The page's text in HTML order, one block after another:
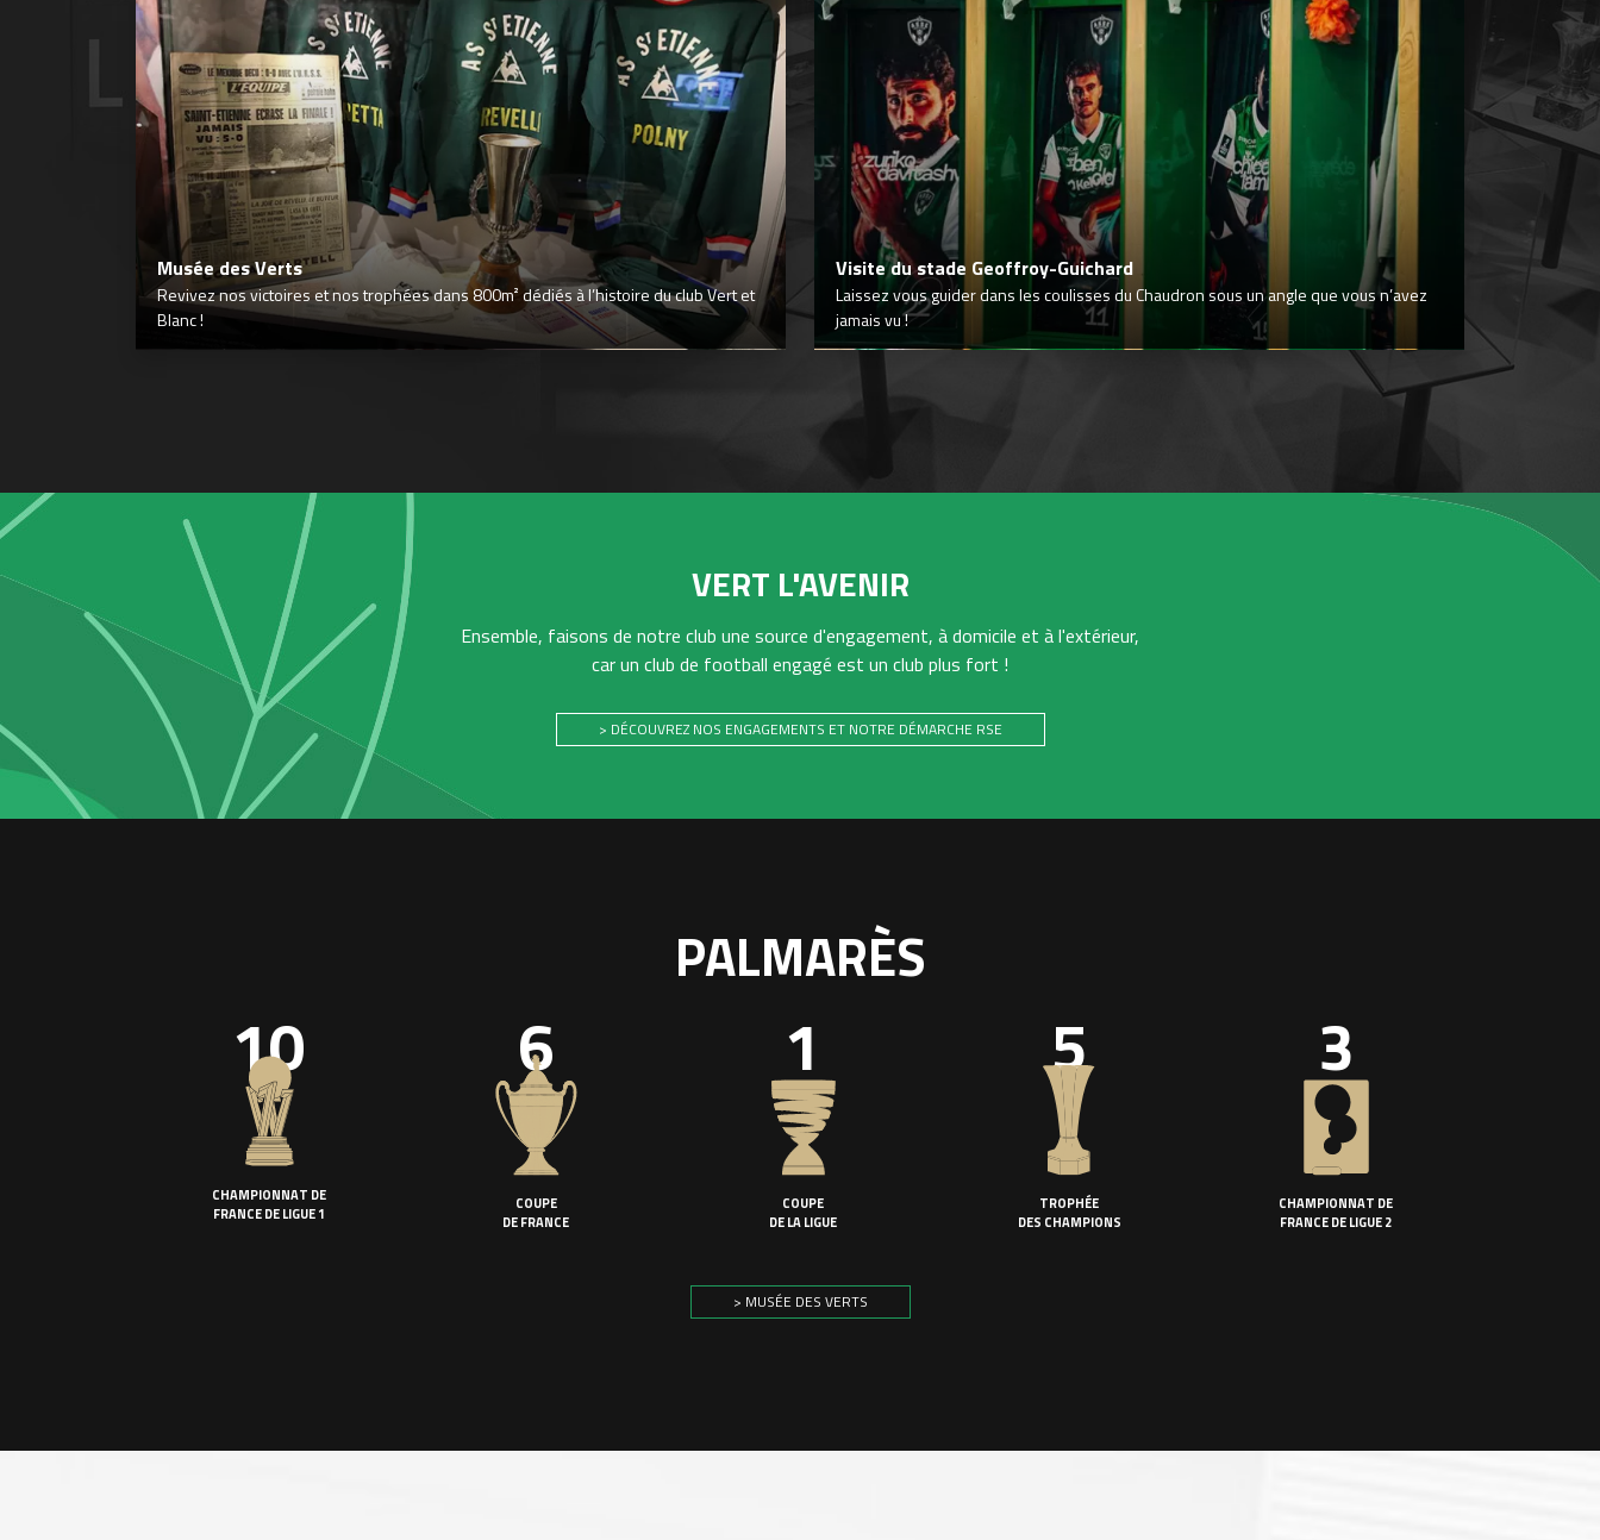
Musée des Verts
Revivez nos victoires et nos trophées dans 800m² dédiés à l’histoire du club Vert et
Blanc !
Visite du stade Geoffroy-Guichard
Laissez vous guider dans les coulisses du Chaudron sous un angle que vous n’avez
jamais vu !
VERT L'AVENIR
Ensemble, faisons de notre club une source d'engagement, à domicile et à l'extérieur,
car un club de football engagé est un club plus fort !
> DÉCOUVREZ NOS ENGAGEMENTS ET NOTRE DÉMARCHE RSE
PALMARÈS
10
CHAMPIONNAT DE
FRANCE DE LIGUE 1
6
COUPE
DE FRANCE
1
COUPE
DE LA LIGUE
5
TROPHÉE
DES CHAMPIONS
3
CHAMPIONNAT DE
FRANCE DE LIGUE 2
> MUSÉE DES VERTS